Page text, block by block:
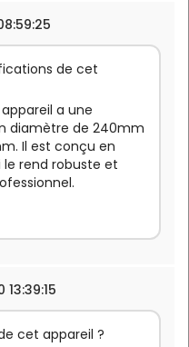
de cet
a une
diamètre de 240mm
Il est conçu en
le rend robuste et
cet appareil ?